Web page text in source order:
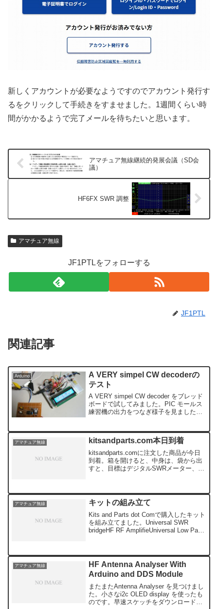
新しくアカウントが必要なようですのでアカウント発行す
るをクリックして手続きをすませました。1週間くらい時
間がかかるようで完了メールを待ちたいと思います。
アマチュア無線継続的発展会議（SD会
議）
HF6FX SWR 調整
アマチュア無線
JF1PTLをフォローする
JF1PTL
関連記事
Arduino
A VERY simpel CW decoderの
テスト
A VERY simpel CW decoder をブレッド
ボードで試してみました。PIC モールス
練習機の出力をつなぎ様子を見ましたが
す。
アマチュア無線 kitsandparts.com本日到着
kitsandparts.comに注文した商品が今日
到着。箱を開けると、中身は、袋から出
すと、目標はデジタルSWRメーター、ア
ARDUINO SWR メーターの小型化をして
み...
アマチュア無線 キットの組み立て
Kits and Parts dot Comで購入したキット
を組み立てました。Universal SWR
bridgeHF RF AmplifieUniversal Low Pass
アマチュア無線
HF Antenna Analyser With
Arduino and DDS Module
またまたAntenna Analyser を見つけまし
た。小さなi2c OLED display を使ったも
のです。早速スケッチをダウンロードし